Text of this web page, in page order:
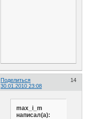
Поделиться
14
30.01.2010 23:08
max_i_m
написал(а):